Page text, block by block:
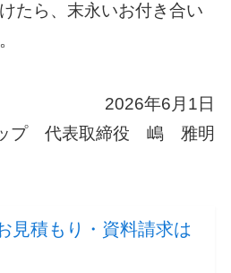
たら、末永いお付き合い
2026年6月1日
ップ 代表取締役 嶋 雅明
見積もり・資料請求は